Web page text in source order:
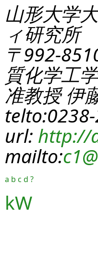
山形大学
ィ研究所
〒992-
質化学工
准教授 伊
url: http://
mailto:c1
a b c d ?
kW